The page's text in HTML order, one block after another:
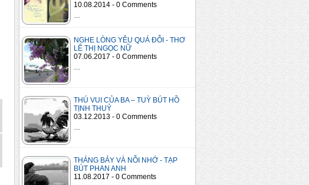
10.08.2014 - 0 Comments
NGHE LÒNG YÊU QUÁ ĐỖI - THƠ
LÊ THỊ NGỌC NỮ
07.06.2017 - 0 Comments
THÚ VUI CỦA BA – TUỲ BÚT HỒ
TỊNH THUỶ
03.12.2013 - 0 Comments
THÁNG BẢY VÀ NỖI NHỚ - TẠP
BÚT PHAN ANH
11.08.2017 - 0 Comments